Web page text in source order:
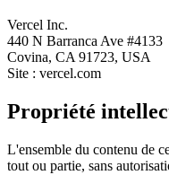
Vercel Inc.
440 N Barranca Ave #4133
Covina, CA 91723, USA
Site : vercel.com
Propriété
L'ensemble du contenu de
tout ou partie, sans